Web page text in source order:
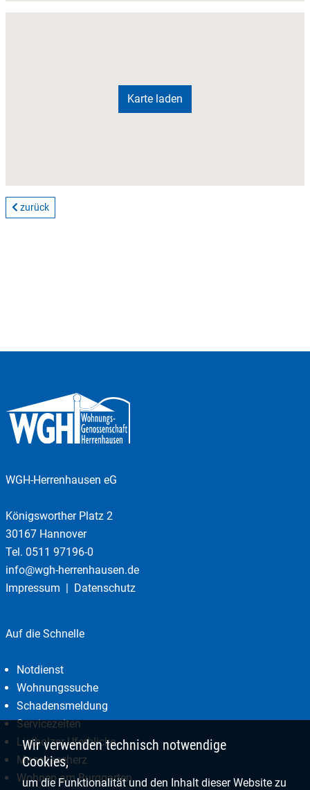
Karte laden
zurück
WGH-Herrenhausen eG
Königsworther Platz 2
30167 Hannover
Tel. 0511 97196-0
info@wgh-herrenhausen.de
Impressum
Datenschutz
Auf die Schnelle
Notdienst
Wohnungssuche
Schadensmeldung
Servicezeiten
Listholzer Uferblicke
Maschseeherz
Wohnen am Burggarten
Wir verwenden technisch notwendige
Cookies,
um die Funktionalität und den Inhalt dieser Website zu